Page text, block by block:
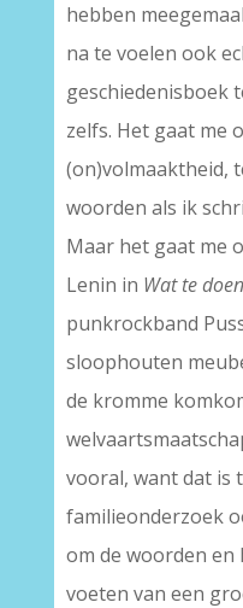
hebben
na te voelen ook
geschiedenisboek
zelfs. Het gaat me
(on)volmaaktheid,
woorden als ik
Maar het gaat me
Lenin in Wat te doen
punkrockband
sloophouten
de kromme
vooral, want dat is
familieonderzoek
om de woorden en
voeten van een